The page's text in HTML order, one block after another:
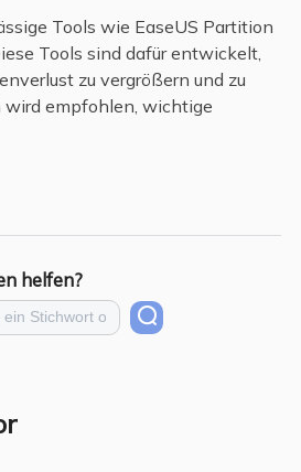
Tools wie EaseUS Partition
Tools sind dafür entwickelt,
zu vergrößern und zu
wird empfohlen, wichtige
helfen?